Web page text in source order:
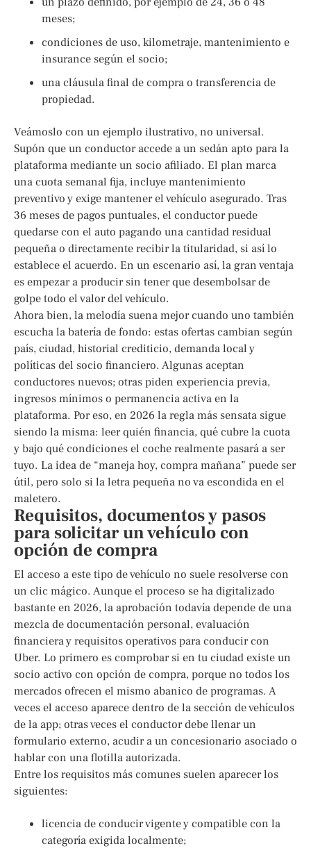
meses;
condiciones de uso, kilometraje, mantenimiento e
insurance según el socio;
una cláusula final de compra o transferencia de
propiedad.
Veámoslo con un ejemplo ilustrativo, no universal.
Supón que un conductor accede a un sedán apto para la
plataforma mediante un socio afiliado. El plan marca
una cuota semanal fija, incluye mantenimiento
preventivo y exige mantener el vehículo asegurado. Tras
36 meses de pagos puntuales, el conductor puede
quedarse con el auto pagando una cantidad residual
pequeña o directamente recibir la titularidad, si así lo
establece el acuerdo. En un escenario así, la gran ventaja
es empezar a producir sin tener que desembolsar de
golpe todo el valor del vehículo.
Ahora bien, la melodía suena mejor cuando uno también
escucha la batería de fondo: estas ofertas cambian según
país, ciudad, historial crediticio, demanda local y
políticas del socio financiero. Algunas aceptan
conductores nuevos; otras piden experiencia previa,
ingresos mínimos o permanencia activa en la
plataforma. Por eso, en 2026 la regla más sensata sigue
siendo la misma: leer quién financia, qué cubre la cuota
y bajo qué condiciones el coche realmente pasará a ser
tuyo. La idea de “maneja hoy, compra mañana” puede ser
útil, pero solo si la letra pequeña no va escondida en el
maletero.
Requisitos, documentos y pasos
para solicitar un vehículo con
opción de compra
El acceso a este tipo de vehículo no suele resolverse con
un clic mágico. Aunque el proceso se ha digitalizado
bastante en 2026, la aprobación todavía depende de una
mezcla de documentación personal, evaluación
financiera y requisitos operativos para conducir con
Uber. Lo primero es comprobar si en tu ciudad existe un
socio activo con opción de compra, porque no todos los
mercados ofrecen el mismo abanico de programas. A
veces el acceso aparece dentro de la sección de vehículos
de la app; otras veces el conductor debe llenar un
formulario externo, acudir a un concesionario asociado o
hablar con una flotilla autorizada.
Entre los requisitos más comunes suelen aparecer los
siguientes:
licencia de conducir vigente y compatible con la
categoría exigida localmente;